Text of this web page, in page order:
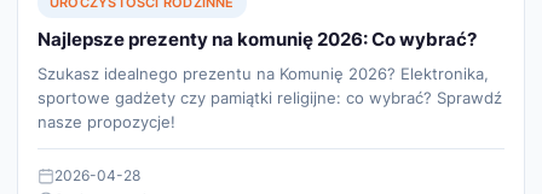
Najlepsze prezenty na komunię 2026: Co wybrać?
Szukasz idealnego prezentu na Komunię 2026? Elektronika,
sportowe gadżety czy pamiątki religijne: co wybrać? Sprawdź
nasze propozycje!
2026-04-28